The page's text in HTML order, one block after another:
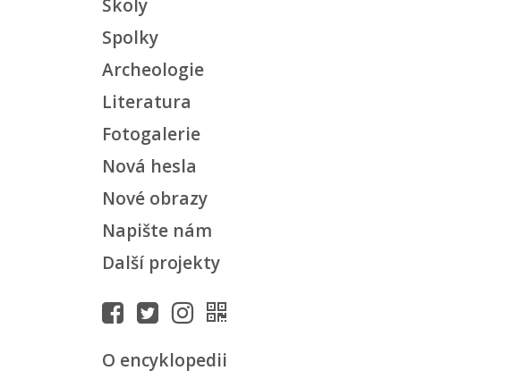
Školy
Spolky
Archeologie
Literatura
Fotogalerie
Nová hesla
Nové obrazy
Napište nám
Další projekty
O encyklopedii